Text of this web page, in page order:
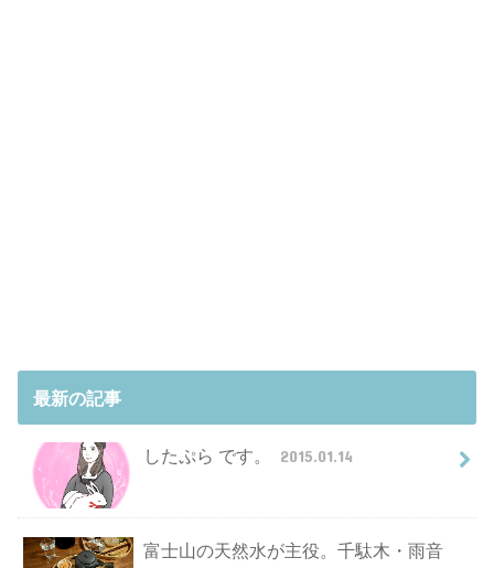
最新の記事
したぷら です。 2015.01.14
富士山の天然水が主役。千駄木・雨音